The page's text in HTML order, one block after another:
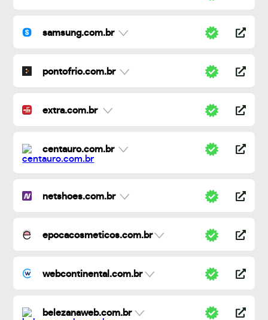
samsung.com.br
pontofrio.com.br
extra.com.br
centauro.com.br
netshoes.com.br
epocacosmeticos.com.br
webcontinental.com.br
belezanaweb.com.br